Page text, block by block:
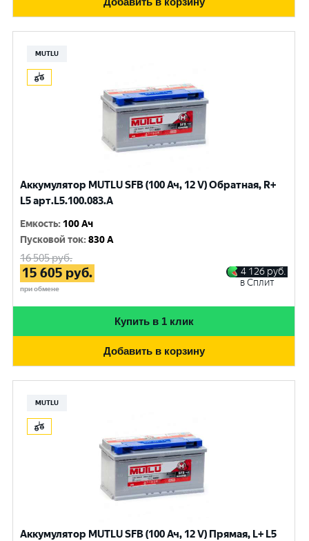
MUTLU
Аккумулятор MUTLU SFB (100 Ач, 12 V) Обратная, R+
L5 арт.L5.100.083.A
Емкость: 100 Ач
Пусковой ток:830 A
16 505руб.
15 605 руб.
при обмене
4 126 руб.
в Сплит
Купить в 1 клик
Добавить в корзину
MUTLU
Аккумулятор MUTLU SFB (100 Ач, 12 V) Прямая, L+ L5